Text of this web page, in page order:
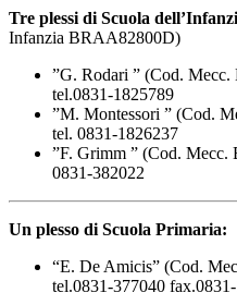
Tre plessi di Scuola
Infanzia BRAA82800D)
”G. Rodari ” (Cod.
tel.0831-1825789
”M. Montessori ” (Cod.
tel. 0831-1826237
”F. Grimm ” (Cod.
0831-382022
Un plesso di Scuola Primaria:
“E. De Amicis” (Cod.
tel.0831-377040